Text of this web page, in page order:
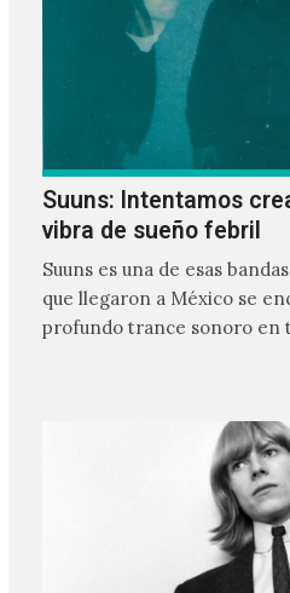
Suuns: Intentamos
vibra de sueño febril
Suuns es una de esas
que llegaron a México se
profundo trance sonoro en